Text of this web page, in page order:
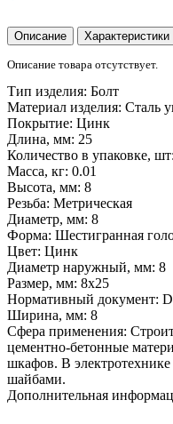
Описание Характеристики
Описание товара отсутствует.
Тип изделия: Болт
Материал изделия: Сталь
Покрытие: Цинк
Длина, мм: 25
Количество в упаковке, шт:
Масса, кг: 0.01
Высота, мм: 8
Резьба: Метрическая
Диаметр, мм: 8
Форма: Шестигранная
Цвет: Цинк
Диаметр наружный, мм: 8
Размер, мм: 8x25
Нормативный документ:
Ширина, мм: 8
Сфера применения:
цементно-бетонные
шкафов. В
шайбами.
Дополнительная